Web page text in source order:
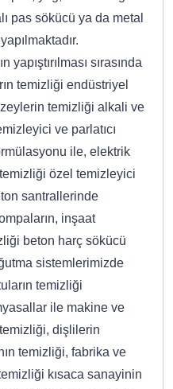
pas sökücü ya da metal
yapıştırılması sırasında
temizliği endüstriyel
temizliği alkali ve
ve parlatıcı
ile, elektrik
özel temizleyici
santrallerinde
inşaat
beton harç sökücü
sistemlerimizde
temizliği
ile makine ve
temizliği, dişlilerin
temizliği, fabrika ve
kısaca sanayinin